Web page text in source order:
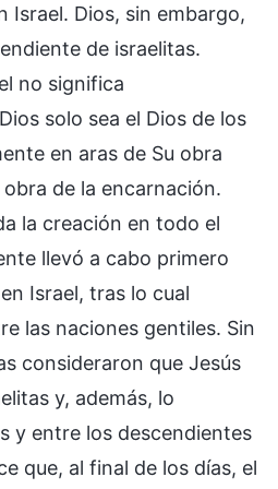
Israel. Dios, sin embargo,
de israelitas.
no significa
solo sea el Dios de los
en aras de Su obra
de la encarnación.
la creación en todo el
llevó a cabo primero
Israel, tras lo cual
las naciones gentiles. Sin
consideraron que Jesús
y, además, lo
y entre los descendientes
que, al final de los días, el